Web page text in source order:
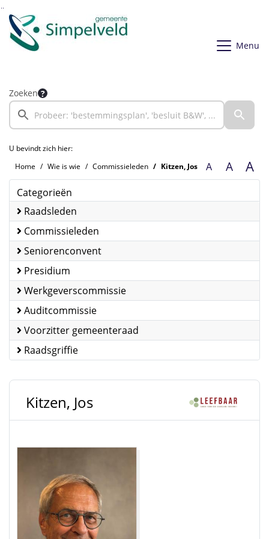
Ga naar de inhoud van deze pagina
Ga naar het zoeken
Ga naar het menu
Menu
Zoeken
U bevindt zich hier:
Home
Wie is wie Commissieleden Kitzen, Jos A A A
Categorieën
Raadsleden
Commissieleden
Seniorenconvent
Presidium
Werkgeverscommissie
Auditcommissie
Voorzitter gemeenteraad
Raadsgriffie
Kitzen, Jos